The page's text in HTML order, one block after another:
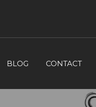
BLOG CONTACT